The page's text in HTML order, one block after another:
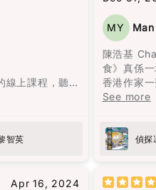
Cancel
人的敍述方
我被流暢無
物視角轉換無
閱讀體驗，讓
一個寂靜的
燭光，悠悠
語間一一呈
線上課程，聽
和對黎智英
收錄了58篇散
分是32篇關於
分是26篇時事
重新認識黎智
智英
Apr 16, 2024
真實地描
是，她同
光，使離
難。
書中所描
的，但大
言語貶低
害，且難
苦更加深刻
書中主人
MY
陳浩基
食》真係
香港作家
餐，每個
《手足》
菜館「茜
嘅兄弟情
理，以一
See more